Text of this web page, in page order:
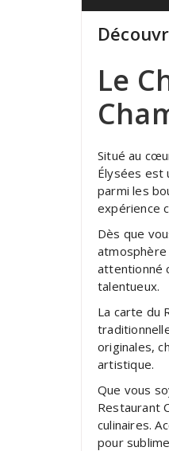
Le
Situé au
Élysées est
parmi les
expérience
Dès que
attentionné
talentueux.
La carte du
originales,
artistique.
Que vous
Restaurant
culinaires.
pour